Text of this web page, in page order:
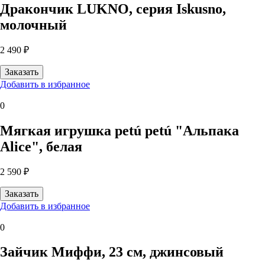
Дракончик LUKNO, серия Iskusno,
молочный
2 490 ₽
Добавить в избранное
0
Мягкая игрушка petú petú "Альпака
Alice", белая
2 590 ₽
Добавить в избранное
0
Зайчик Миффи, 23 см, джинсовый